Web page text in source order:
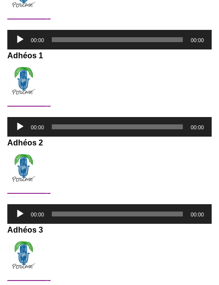
—————–
Lecteur
audio
00:00 00:00
Adhéos 1
—————–
Lecteur
audio
00:00 00:00
Adhéos 2
—————–
Lecteur
audio
00:00 00:00
Adhéos 3
—————–